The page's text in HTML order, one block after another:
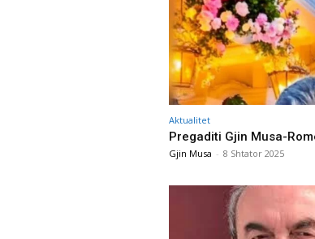
Aktualitet
Pregaditi Gjin Musa-
Gjin Musa - 8 Shtator 2025